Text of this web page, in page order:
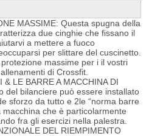
MASSIME: Questa spugna della
due cinghie che fissano il
a mettere a fuoco
per slittare del cuscinetto.
massime per i il vostri
di Crossfit.
LE BARRE A MACCHINA DI
del bilanciere può essere installato
sforzo da tutto e 2le “norma barre
che è particolarmente
fra gli esercizi nella palestra.
DEL RIEMPIMENTO